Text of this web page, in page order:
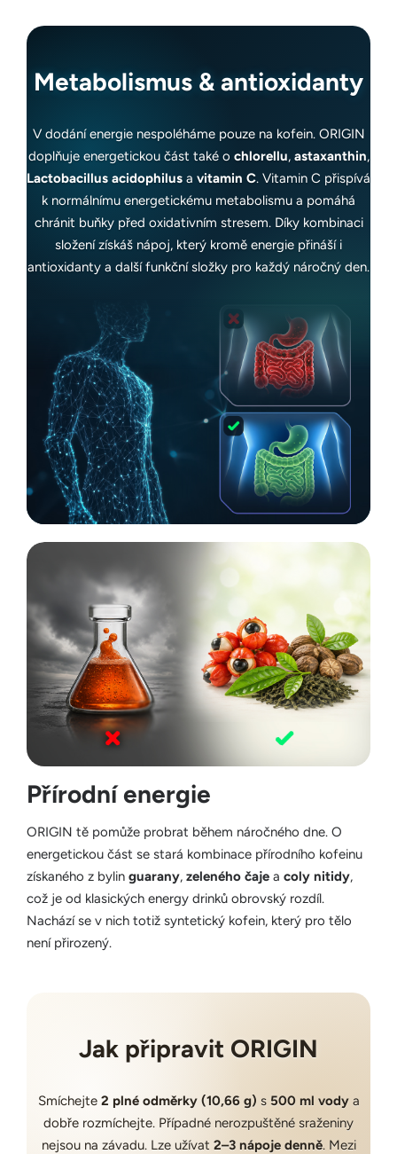
Metabolismus & antioxidanty
V dodání energie nespoléháme pouze na kofein. ORIGIN
doplňuje energetickou část také o chlorellu, astaxanthin,
Lactobacillus acidophilus a vitamin C. Vitamin C přispívá
k normálnímu energetickému metabolismu a pomáhá
chránit buňky před oxidativním stresem. Díky kombinaci
složení získáš nápoj, který kromě energie přináší i
antioxidanty a další funkční složky pro každý náročný den.
Přírodní energie
ORIGIN tě pomůže probrat během náročného dne. O
energetickou část se stará kombinace přírodního kofeinu
získaného z bylin guarany, zeleného čaje a coly nitidy,
což je od klasických energy drinků obrovský rozdíl.
Nachází se v nich totiž syntetický kofein, který pro tělo
není přirozený.
Jak připravit ORIGIN
Smíchejte 2 plné odměrky (10,66 g) s 500 ml vodya
dobře rozmíchejte. Případné nerozpuštěné sraženiny
nejsou na závadu. Lze užívat 2–3 nápoje denně. Mezi